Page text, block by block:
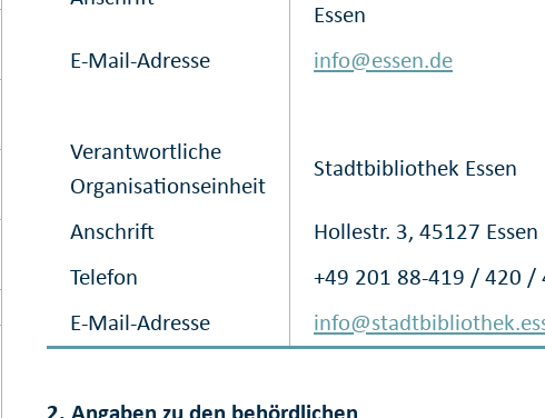
Essen
E-Mail-Adresse
info@essen.de
Verantwortliche
Organisationseinheit
Stadtbibliothek Essen
Anschrift
Hollestr. 3, 45127 Essen
Telefon
+49 201 88-419 / 420 /
E-Mail-Adresse